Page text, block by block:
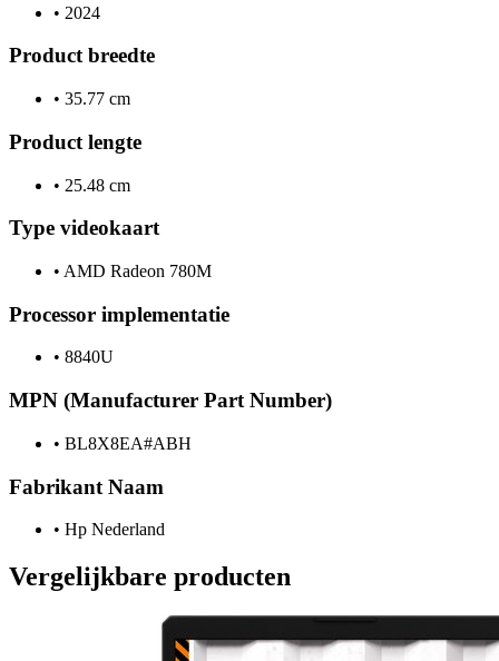
• 2024
Product breedte
• 35.77 cm
Product lengte
• 25.48 cm
Type videokaart
• AMD Radeon 780M
Processor implementatie
• 8840U
MPN (Manufacturer Part Number)
• BL8X8EA#ABH
Fabrikant Naam
• Hp Nederland
Vergelijkbare producten